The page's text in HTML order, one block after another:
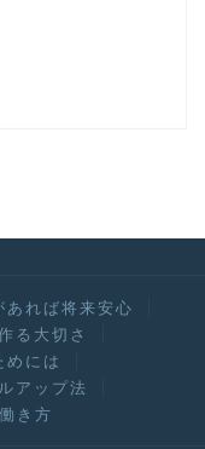
あれば将来安心
る大切さ
めには
アップ法
き方